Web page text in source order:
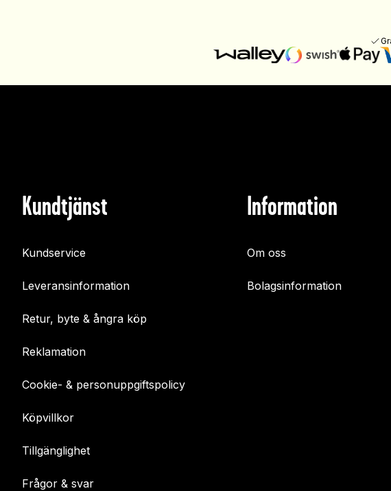
Kundtjänst
Kundservice
Leveransinformation
Retur, byte & ångra köp
Reklamation
Cookie- & personuppgiftspolicy
Köpvillkor
Tillgänglighet
Frågor & svar
Information
Om oss
Bolagsinformation